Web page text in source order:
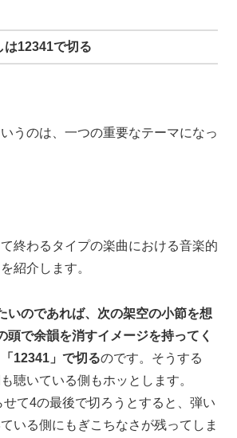
は12341で切る
うのは、 一つの重要なテーマになっ
終わるタイプの楽曲における音楽的
紹介します。
いのであれば、 次の架空の小節を想
頭で余韻を消すイメージを持ってく
「12341」で切るのです。 そうする
聴いている側もホッとします。
せて4の最後で切ろうとすると、 弾い
いる側にもぎこちなさが残ってしま